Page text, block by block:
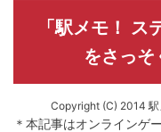
「駅メモ！ ス
をさっそ
Copyright (C) 2014 駅
＊本記事はオンラインゲ